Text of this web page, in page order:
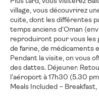
village, vous découvrirez
cuite, dont les différentes
temps anciens d'Oman
reproduiront pour vous les
de farine, de médicaments
Pendant la visite, on vous
des dattes. Déjeuner.
l'aéroport à 17h30 (5.30
Meals Included – Breakfast,